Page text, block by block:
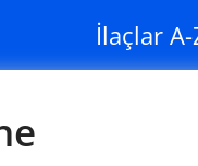
İlaçlar A-